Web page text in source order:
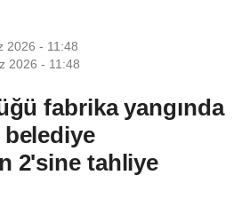
2026 - 11:48
2026 - 11:48
fabrika yangında
2'sine tahliye